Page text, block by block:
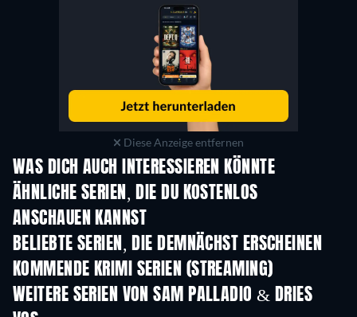
Diese Anzeige entfernen
WAS DICH AUCH INTERESSIEREN KÖNNTE
Serie Serie
ÄHNLICHE SERIEN, DIE DU KOSTENLOS
ANSCHAUEN KANNST
Serie
BELIEBTE SERIEN, DIE DEMNÄCHST ERSCHEINEN
Serie Serie
KOMMENDE KRIMI SERIEN (STREAMING)
Staffel 6 Staffel 2
WEITERE SERIEN VON SAM PALLADIO & DRIES